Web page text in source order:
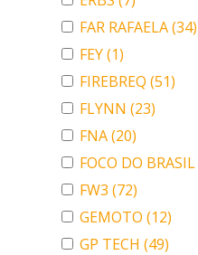
FAR RAFAELA(34)
FEY(1)
FIREBREQ (51)
FLYNN (23)
FNA(20)
FOCO DO BRASIL
FW3 (72)
GEMOTO (12)
GP TECH (49)